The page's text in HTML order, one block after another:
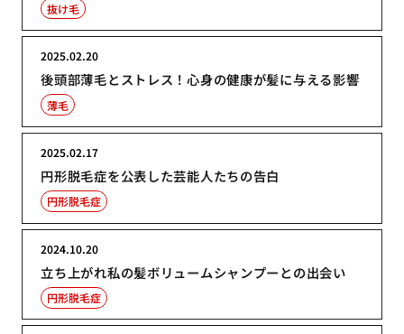
抜け毛
後頭部薄毛とストレス！心身の健康が髪に与える影響
2025.02.20
薄毛
円形脱毛症を公表した芸能人たちの告白
2025.02.17
円形脱毛症
立ち上がれ私の髪ボリュームシャンプーとの出会い
2024.10.20
円形脱毛症